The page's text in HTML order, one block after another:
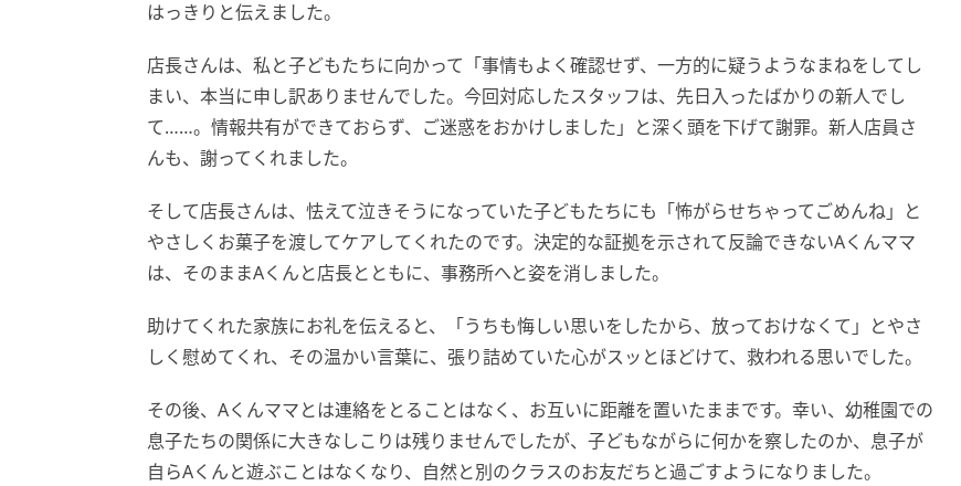
はっきりと伝えました。
店長さんは、私と子どもたちに向かって「事情もよく確認せず、一方的に疑うようなまねをしてし
まい、本当に申し訳ありませんでした。今回対応したスタッフは、先日入ったばかりの新人でし
て……。情報共有ができておらず、ご迷惑をおかけしました」と深く頭を下げて謝罪。新人店員さ
んも、謝ってくれました。
そして店長さんは、怯えて泣きそうになっていた子どもたちにも「怖がらせちゃってごめんね」と
やさしくお菓子を渡してケアしてくれたのです。決定的な証拠を示されて反論できないAくんママ
は、そのままAくんと店長とともに、事務所へと姿を消しました。
助けてくれた家族にお礼を伝えると、「うちも悔しい思いをしたから、放っておけなくて」とやさ
しく慰めてくれ、その温かい言葉に、張り詰めていた心がスッとほどけて、救われる思いでした。
その後、Aくんママとは連絡をとることはなく、お互いに距離を置いたままです。幸い、幼稚園での
息子たちの関係に大きなしこりは残りませんでしたが、子どもながらに何かを察したのか、息子が
自らAくんと遊ぶことはなくなり、自然と別のクラスのお友だちと過ごすようになりました。